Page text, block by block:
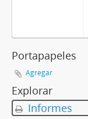
Portapapeles
Agregar
Explorar
Informes